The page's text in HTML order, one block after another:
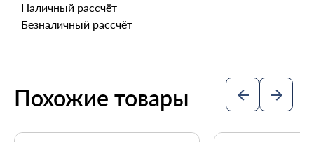
Наличный рассчёт
Безналичный рассчёт
Похожие товары